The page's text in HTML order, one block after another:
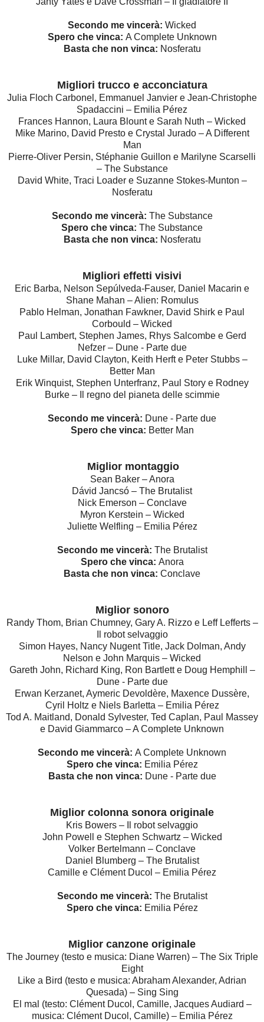
Secondo me vincerà: Wicked
Spero che vinca: A Complete Unknown
Basta che non vinca: Nosferatu
Migliori trucco e acconciatura
Julia Floch Carbonel, Emmanuel Janvier e Jean-Christophe
Spadaccini – Emilia Pérez
Frances Hannon, Laura Blount e Sarah Nuth – Wicked
Mike Marino, David Presto e Crystal Jurado – A Different
Man
Pierre-Oliver Persin, Stéphanie Guillon e Marilyne Scarselli
– The Substance
David White, Traci Loader e Suzanne Stokes-Munton –
Nosferatu
Secondo me vincerà: The Substance
Spero che vinca: The Substance
Basta che non vinca: Nosferatu
Migliori effetti visivi
Eric Barba, Nelson Sepúlveda-Fauser, Daniel Macarin e
Shane Mahan – Alien: Romulus
Pablo Helman, Jonathan Fawkner, David Shirk e Paul
Corbould – Wicked
Paul Lambert, Stephen James, Rhys Salcombe e Gerd
Nefzer – Dune - Parte due
Luke Millar, David Clayton, Keith Herft e Peter Stubbs –
Better Man
Erik Winquist, Stephen Unterfranz, Paul Story e Rodney
Burke – Il regno del pianeta delle scimmie
Secondo me vincerà: Dune - Parte due
Spero che vinca: Better Man
Miglior montaggio
Sean Baker – Anora
Dávid Jancsó – The Brutalist
Nick Emerson – Conclave
Myron Kerstein – Wicked
Juliette Welfling – Emilia Pérez
Secondo me vincerà: The Brutalist
Spero che vinca: Anora
Basta che non vinca: Conclave
Miglior sonoro
Randy Thom, Brian Chumney, Gary A. Rizzo e Leff Lefferts –
Il robot selvaggio
Simon Hayes, Nancy Nugent Title, Jack Dolman, Andy
Nelson e John Marquis – Wicked
Gareth John, Richard King, Ron Bartlett e Doug Hemphill –
Dune - Parte due
Erwan Kerzanet, Aymeric Devoldère, Maxence Dussère,
Cyril Holtz e Niels Barletta – Emilia Pérez
Tod A. Maitland, Donald Sylvester, Ted Caplan, Paul Massey
e David Giammarco – A Complete Unknown
Secondo me vincerà: A Complete Unknown
Spero che vinca: Emilia Pérez
Basta che non vinca: Dune - Parte due
Miglior colonna sonora originale
Kris Bowers – Il robot selvaggio
John Powell e Stephen Schwartz – Wicked
Volker Bertelmann – Conclave
Daniel Blumberg – The Brutalist
Camille e Clément Ducol – Emilia Pérez
Secondo me vincerà: The Brutalist
Spero che vinca: Emilia Pérez
Miglior canzone originale
The Journey (testo e musica: Diane Warren) – The Six Triple
Eight
Like a Bird (testo e musica: Abraham Alexander, Adrian
Quesada) – Sing Sing
El mal (testo: Clément Ducol, Camille, Jacques Audiard –
musica: Clément Ducol, Camille) – Emilia Pérez